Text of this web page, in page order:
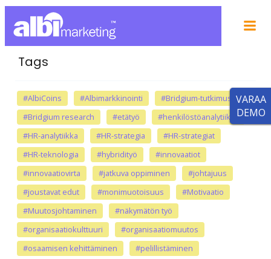
Tags
#AlbiCoins #Albimarkkinointi
#Bridgium-tutkimus
#Bridgium research
#etätyö
#henkilöstöanalytiikka
#HR-analytiikka
#HR-strategia
#HR-strategiat
#HR-teknologia
#hybridityö
#innovaatiot
#innovaatiovirta
#jatkuva oppiminen
#johtajuus
#joustavat edut
#monimuotoisuus
#Motivaatio
#Muutosjohtaminen
#näkymätön työ
#organisaatiokulttuuri
#organisaatiomuutos
#osaamisen kehittäminen
#pelillistäminen
VARAA
DEMO